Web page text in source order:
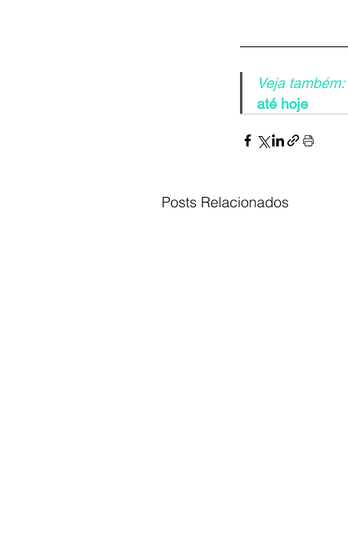
Veja também:
até hoje
Posts Relacionados